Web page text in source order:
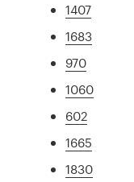
1407
1683
970
1060
602
1665
1830